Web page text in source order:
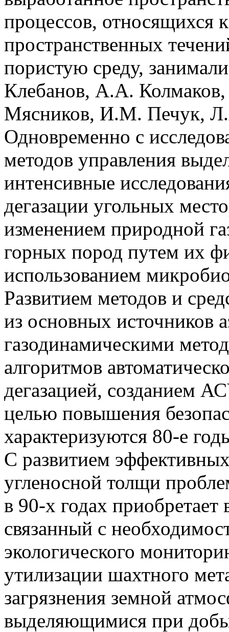
процессов, относящихся
пространственных
пористую среду,
Клебанов, А.А.
Мясников, И.М. Печук,
Одновременно с
методов управления
интенсивные
дегазации угольных
изменением природной
горных пород путем их
использованием
Развитием методов и
из основных источников
газодинамическими
алгоритмов
дегазацией, созданием
целью повышения
характеризуются 80-е
С развитием
угленосной толщи
в 90-х годах приобретает
связанный с
экологического
утилизации шахтного
загрязнения земной
выделяющимися при